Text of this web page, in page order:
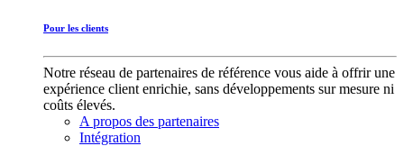
Pour les clients
Notre réseau de partenaires de référence vous aide à offrir une
expérience client enrichie, sans développements sur mesure ni
coûts élevés.
A propos des partenaires
Intégration